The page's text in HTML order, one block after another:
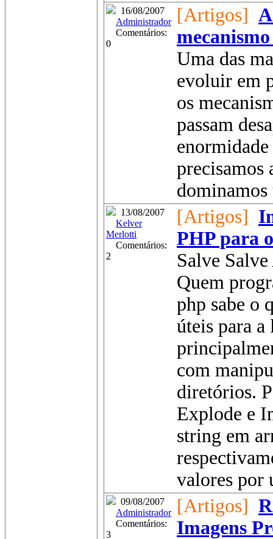
16/08/2007
Administrador
Comentários:
0
[Artigos]
Uma das
evoluir em
os
passam
precisamos
13/08/2007
Kelver
Merlotti
Comentários:
2
[Artigos]
PHP para
Salve
Quem
php sabe o
úteis para
com
diretórios.
Explode e
string em
valores por
09/08/2007
Administrador
Comentários:
3
[Artigos]
Imagens